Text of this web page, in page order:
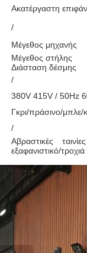
Ακατέργαστη
/
Μέγεθος μηχανής
Μέγεθος στήλης
Διάσταση δέσμης
/
380V 415V / 50Hz
Γκρι/πράσινο/μπλε/
/
Αβραστικές
εξαφανιστικό/